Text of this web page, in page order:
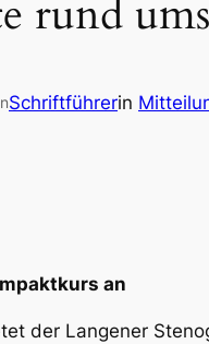
rund
Schriftführerin
an
der Langener